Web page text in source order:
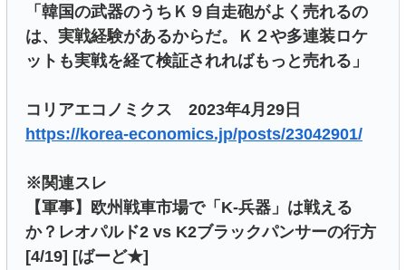
「韓国の武器のうちＫ９自走砲がよく売れるの
は、実戦経験があるからだ。Ｋ２や多連装ロケ
ットも実戦を経て検証されればもっと売れる」
コリアエコノミクス 2023年4月29日
https://korea-economics.jp/posts/23042901/
※関連スレ
【軍事】欧州戦車市場で「K-兵器」は戦える
か？レオパルド2 vs K2ブラックパンサーの行方
[4/19] [ばーど★]